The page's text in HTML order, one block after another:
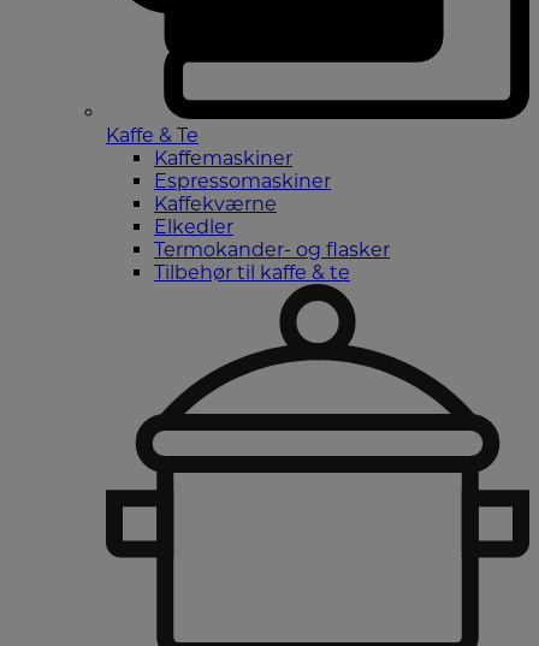
Kaffe & Te
Kaffemaskiner
Espressomaskiner
Kaffekværne
Elkedler
Termokander- og flasker
Tilbehør til kaffe & te